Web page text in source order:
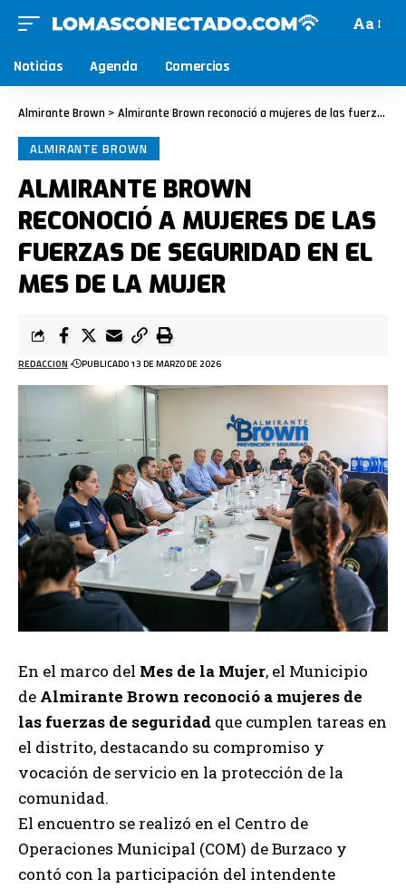
Aa
Noticias Agenda Comercios
Almirante Brown > Almirante Brown reconoció a mujeres de las fuerzas de seguridad en el Mes de la Mujer
ALMIRANTE BROWN
ALMIRANTE BROWN
RECONOCIÓ A MUJERES DE LAS
FUERZAS DE SEGURIDAD EN EL
MES DE LA MUJER
REDACCION PUBLICADO 13 DE MARZO DE 2026
En el marco del Mes de la Mujer, el Municipio
de Almirante Brown reconoció a mujeres de
las fuerzas de seguridad que cumplen tareas en
el distrito, destacando su compromiso y
vocación de servicio en la protección de la
comunidad.
El encuentro se realizó en el Centro de
Operaciones Municipal (COM) de Burzaco y
contó con la participación del intendente